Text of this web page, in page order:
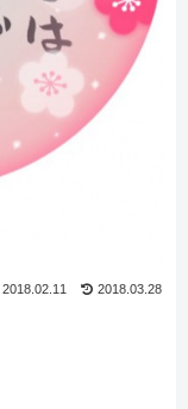
2018.03.28
2018.02.11